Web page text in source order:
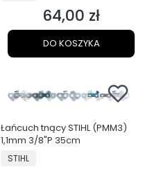
Cena
64,00 zł
DO KOSZYKA
Łańcuch tnący STIHL (PMM3)
1,1mm 3/8"P 35cm
PRODUCENT
STIHL